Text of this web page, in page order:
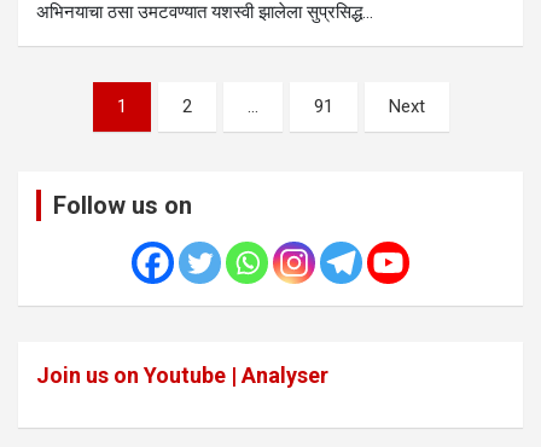
अभिनयाचा ठसा उमटवण्यात यशस्वी झालेला सुप्रसिद्ध…
pagination
1 2 … 91 Next
Follow us on
Join us on Youtube | Analyser